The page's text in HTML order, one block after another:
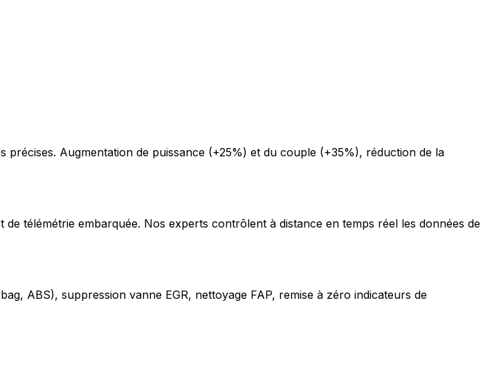
Augmentation de puissance (+25%) et du couple (+35%), réduction de la
télémétrie embarquée. Nos experts contrôlent à distance en temps réel les données de
ABS), suppression vanne EGR, nettoyage FAP, remise à zéro indicateurs de